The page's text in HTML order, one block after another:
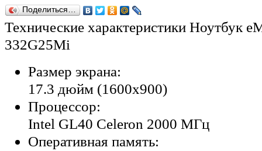
Поделиться…
Технические характеристики Ноутбук
332G25Mi
Размер экрана:
17.3 дюйм (1600x900)
Процессор:
Intel GL40 Celeron 2000 МГц
Оперативная память: